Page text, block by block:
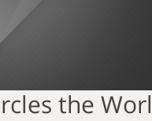
the